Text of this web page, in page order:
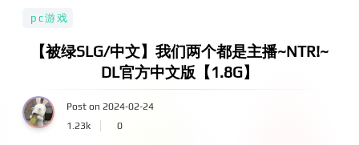
pc游戏
【被绿SLG/中文】我们两个都是主播~NTR!~
DL官方中文版【1.8G】
Post on 2024-02-24
1.23k
0